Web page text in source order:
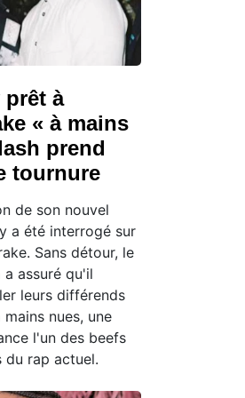
prêt à
« à mains
prend
tournure
de son nouvel
a été interrogé sur
Sans détour, le
assuré qu'il
leurs différends
nues, une
l'un des beefs
du rap actuel.